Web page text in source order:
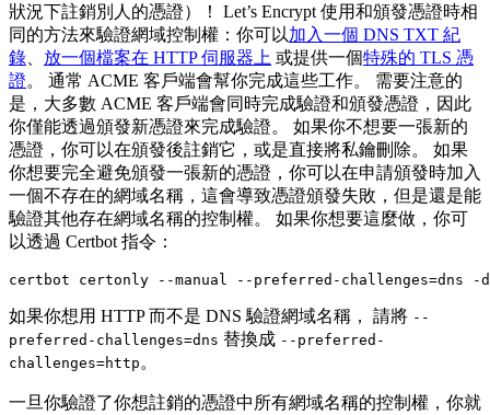
狀況下註銷別人的憑證）！ Let’s Encrypt 使用和頒發憑證時相
同的方法來驗證網域控制權：你可以加入一個 DNS TXT 紀
錄、 放一個檔案在 HTTP 伺服器上 或提供一個特殊的 TLS 憑
證。 通常 ACME 客戶端會幫你完成這些工作。 需要注意的
是，大多數 ACME 客戶端會同時完成驗證和頒發憑證，因此
你僅能透過頒發新憑證來完成驗證。 如果你不想要一張新的
憑證，你可以在頒發後註銷它，或是直接將私鑰刪除。 如果
你想要完全避免頒發一張新的憑證，你可以在申請頒發時加入
一個不存在的網域名稱，這會導致憑證頒發失敗，但是還是能
驗證其他存在網域名稱的控制權。 如果你想要這麼做，你可
以透過 Certbot 指令：
certbot certonly --manual --preferred-challenges=dns -
如果你想用 HTTP 而不是 DNS 驗證網域名稱， 請將 --
preferred-challenges=dns 替換成 --preferred-
challenges=http。
一旦你驗證了你想註銷的憑證中所有網域名稱的控制權，你就